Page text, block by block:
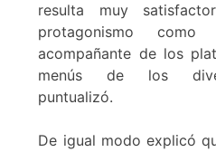
resulta muy
protagonismo
acompañante de los
menús de los
puntualizó.
De igual modo explicó